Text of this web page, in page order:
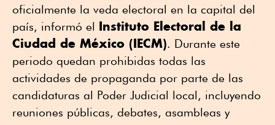
oficialmente la veda electoral en la capital del
país, informó el Instituto Electoral de la
Ciudad de México (IECM). Durante este
periodo quedan prohibidas todas las
actividades de propaganda por parte de las
candidaturas al Poder Judicial local, incluyendo
reuniones públicas, debates, asambleas y